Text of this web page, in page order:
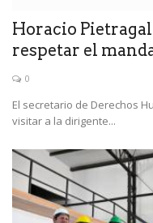
Horacio
respetar el
0
El secretario de Derechos
visitar a la dirigente...